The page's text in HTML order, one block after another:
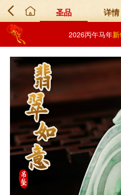
圣品 详情
2026丙午马年